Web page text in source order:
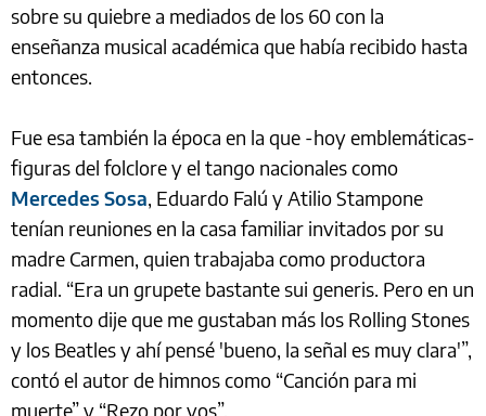
sobre su quiebre a mediados de los 60 con la
enseñanza musical académica que había recibido hasta
entonces.
Fue esa también la época en la que -hoy emblemáticas-
figuras del folclore y el tango nacionales como
Mercedes Sosa, Eduardo Falú y Atilio Stampone
tenían reuniones en la casa familiar invitados por su
madre Carmen, quien trabajaba como productora
radial. “Era un grupete bastante sui generis. Pero en un
momento dije que me gustaban más los Rolling Stones
y los Beatles y ahí pensé 'bueno, la señal es muy clara'”,
contó el autor de himnos como “Canción para mi
muerte” y “Rezo por vos”.